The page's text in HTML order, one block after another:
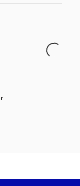
åbnes under en ny fane